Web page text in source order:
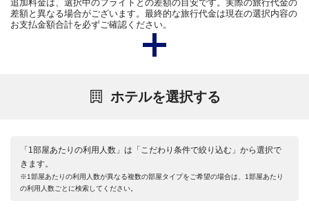
追加料金は、選択中のフライトとの差額の目安です。実際の旅行代金の
差額と異なる場合がございます。最終的な旅行代金は現在の選択内容の
お支払金額合計を必ずご確認ください。
ホテルを選択する
「1部屋あたりの利用人数」は「こだわり条件で絞り込む」から選択で
きます。
※1部屋あたりの利用人数が異なる複数の部屋タイプをご希望の場合は、1部屋あたり
の利用人数ごとに検索してください。